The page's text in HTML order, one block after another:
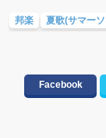
邦楽 夏歌(サマー
Facebook